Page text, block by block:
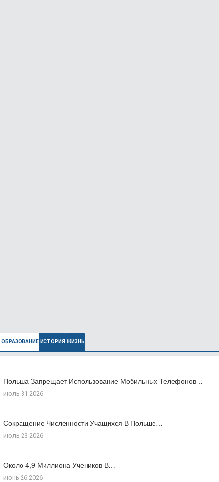
ОБРАЗОВАНИЕ ИСТОРИЯ ЖИЗНЬ
Польша Запрещает Использование Мобильных Телефонов…
июль 31 2026
Сокращение Численности Учащихся В Польше…
июль 23 2026
Около 4,9 Миллиона Учеников В…
июнь 26 2026
В Польше Выросла Ожидаемая Продолжительность…
июль 27 2026
Число Зарегистрированных Преступлений На Почве…
июль 17 2026
Большинство Поляков Поддерживают Сокращение Рабочего…
июль 09 2026